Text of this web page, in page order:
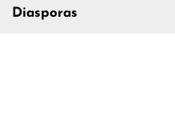
Diasporas